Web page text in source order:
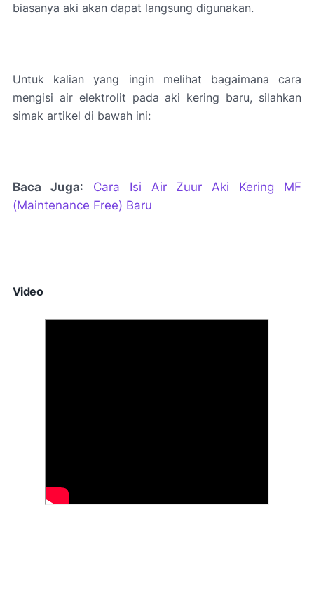
biasanya aki akan dapat langsung digunakan.
Untuk kalian yang ingin melihat bagaimana cara
mengisi air elektrolit pada aki kering baru, silahkan
simak artikel di bawah ini:
Baca Juga: Cara Isi Air Zuur Aki Kering MF
(Maintenance Free) Baru
Video